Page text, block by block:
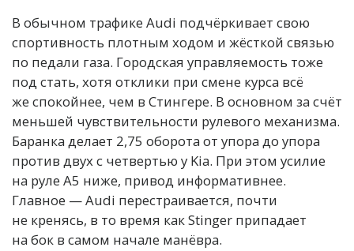
В обычном трафике Audi подчёркивает свою
спортивность плотным ходом и жёсткой связью
по педали газа. Городская управляемость тоже
под стать, хотя отклики при смене курса всё
же спокойнее, чем в Стингере. В основном за счёт
меньшей чувствительности рулевого механизма.
Баранка делает 2,75 оборота от упора до упора
против двух с четвертью у Kia. При этом усилие
на руле A5 ниже, привод информативнее.
Главное — Audi перестраивается, почти
не кренясь, в то время как Stinger припадает
на бок в самом начале манёвра.